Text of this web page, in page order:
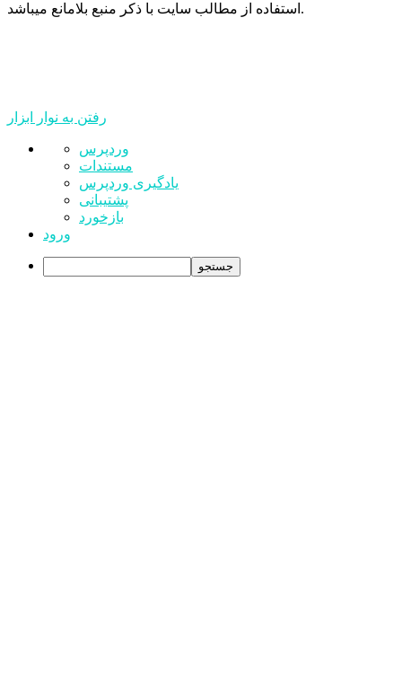
استفاده از مطالب سایت با ذکر منبع بلامانع میباشد.
رفتن به نوار ابزار
درباره
وردپرس
وردپرس
مستندات
یادگیری وردپرس
پشتیبانی
بازخورد
ورود
جستجو